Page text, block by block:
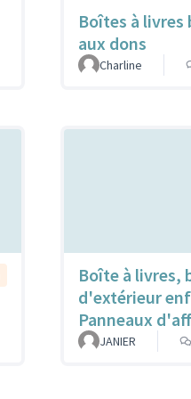
Boîtes à livres
aux dons
Charline
Boîte à livres,
d'extérieur
Panneaux
JANIER